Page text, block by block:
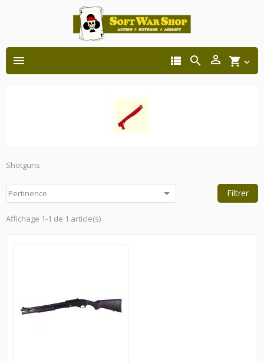
 shopping_cart 



Shotguns
Pertinence  Filtrer
Affichage 1-1 de 1 article(s)